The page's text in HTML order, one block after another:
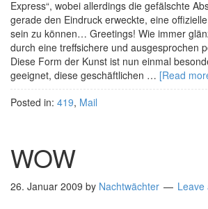
Express“, wobei allerdings die gefälschte
gerade den Eindruck erweckte, eine
sein zu können… Greetings! Wie immer
durch eine treffsichere und ausgesprochen
Diese Form der Kunst ist nun einmal
geeignet, diese geschäftlichen … [Read
Posted in: 419, Mail
WOW
26. Januar 2009 by Nachtwächter Leave